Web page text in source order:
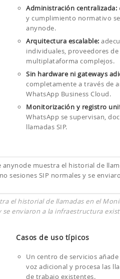
Administración centralizada:
y cumplimiento normativo
anynode.
Arquitectura escalable:
individuales, proveedores
multiplataforma complejos.
Sin hardware ni gateways
completamente a través de
WhatsApp Business Cloud.
Monitorización y registro
WhatsApp se supervisan,
llamadas SIP.
el historial de llamadas en el
se enviaron a la infraestructura
Casos de uso típicos
Un centro de servicios
voz adicional y procesa las
de trabajo existentes.